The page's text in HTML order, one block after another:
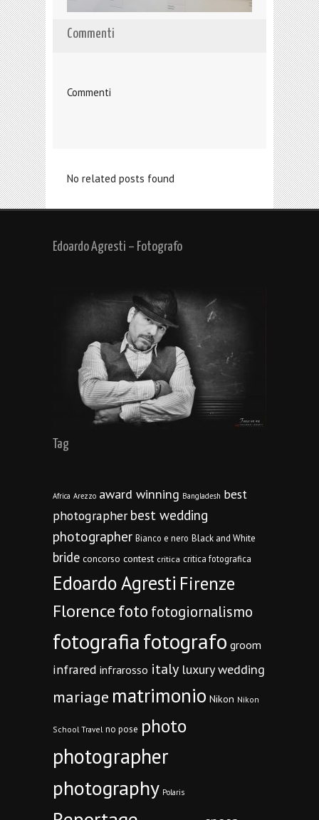
Commenti
Commenti
No related posts found
Edoardo Agresti – Fotografo
Tag
Africa Arezzo award winning Bangladesh best
photographer best wedding
photographer Bianco e nero Black and White
bride concorso contest critica critica fotografica
Edoardo Agresti Firenze
Florencefoto fotogiornalismo
fotografiafotografo groom
infrared infrarosso italy luxury wedding
mariage matrimonio Nikon Nikon
School Travel no pose photo
photographer
photography Polaris